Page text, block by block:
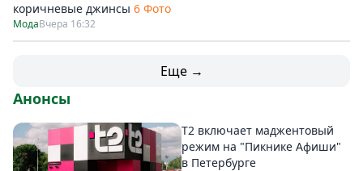
коричневые джинсы 6 Фото
МодаВчера 16:32
Еще →
Анонсы
Т2 включает маджентовый
режим на "Пикнике Афиши"
в Петербурге